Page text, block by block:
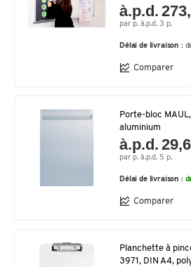
à.p.d.
par p. à.p.d. 3 p.
Délai de livraison :
Comparer
Porte-bloc
aluminium
à.p.d.
par p. à.p.d. 5 p.
Délai de livraison :
Comparer
Planchette à
3971, DIN A4,